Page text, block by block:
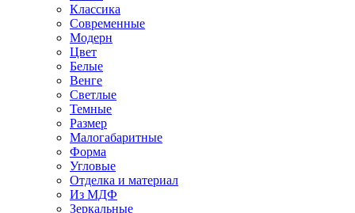
Классика
Современные
Модерн
Цвет
Белые
Венге
Светлые
Темные
Размер
Малогабаритные
Форма
Угловые
Отделка и материал
Из МДФ
Зеркальные